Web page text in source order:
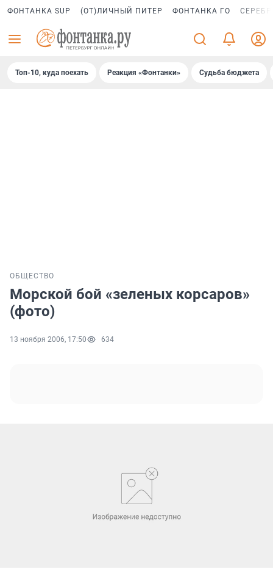
ФОНТАНКА SUP (ОТ)ЛИЧНЫЙ ПИТЕР ФОНТАНКА ГО
Топ-10, куда поехать Реакция «Фонтанки» Судьба бюджета
ОБЩЕСТВО
Морской бой «зеленых корсаров»
(фото)
13 ноября 2006, 17:50 634